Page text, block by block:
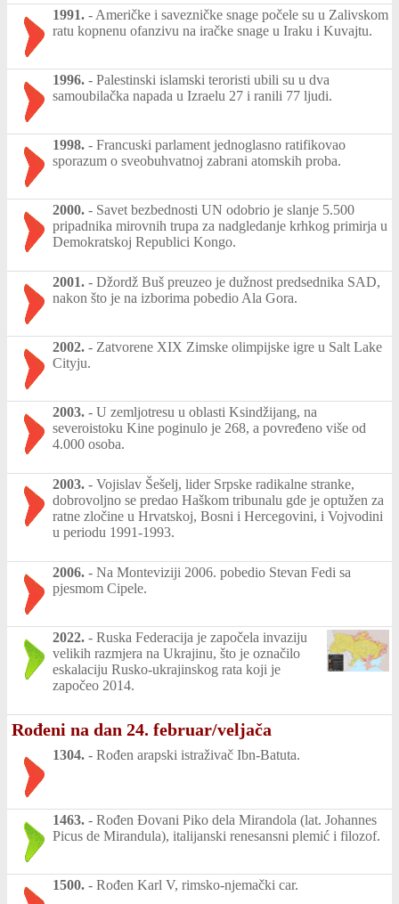
1991. - Američke i savezničke snage počele su u Zalivskom
ratu kopnenu ofanzivu na iračke snage u Iraku i Kuvajtu.
1996. - Palestinski islamski teroristi ubili su u dva
samoubilačka napada u Izraelu 27 i ranili 77 ljudi.
1998. - Francuski parlament jednoglasno ratifikovao
sporazum o sveobuhvatnoj zabrani atomskih proba.
2000. - Savet bezbednosti UN odobrio je slanje 5.500
pripadnika mirovnih trupa za nadgledanje krhkog primirja u
Demokratskoj Republici Kongo.
2001. - Džordž Buš preuzeo je dužnost predsednika SAD,
nakon što je na izborima pobedio Ala Gora.
2002. - Zatvorene XIX Zimske olimpijske igre u Salt Lake
Cityju.
2003. - U zemljotresu u oblasti Ksindžijang, na
severoistoku Kine poginulo je 268, a povređeno više od
4.000 osoba.
2003. - Vojislav Šešelj, lider Srpske radikalne stranke,
dobrovoljno se predao Haškom tribunalu gde je optužen za
ratne zločine u Hrvatskoj, Bosni i Hercegovini, i Vojvodini
u periodu 1991-1993.
2006. - Na Monteviziji 2006. pobedio Stevan Fedi sa
pjesmom Cipele.
2022. - Ruska Federacija je započela invaziju
velikih razmjera na Ukrajinu, što je označilo
eskalaciju Rusko-ukrajinskog rata koji je
započeo 2014.
Rođeni na dan 24. februar/veljača
1304. - Rođen arapski istraživač Ibn-Batuta.
1463. - Rođen Đovani Piko dela Mirandola (lat. Johannes
Picus de Mirandula), italijanski renesansni plemić i filozof.
1500. - Rođen Karl V, rimsko-njemački car.